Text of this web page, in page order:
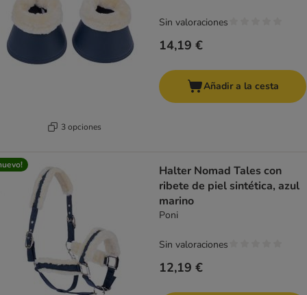
3 opciones
14,19 €
Sin valoraciones
Añadir a la cesta
Halter Nomad Tales con
ribete de piel sintética, azul
marino
Poni
12,19 €
Sin valoraciones